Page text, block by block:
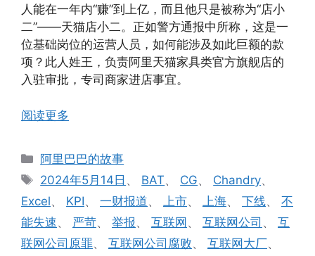
人能在一年内“赚”到上亿，而且他只是被称为“店小
二”——天猫店小二。正如警方通报中所称，这是一
位基础岗位的运营人员，如何能涉及如此巨额的款
项？此人姓王，负责阿里天猫家具类官方旗舰店的
入驻审批，专司商家进店事宜。
阅读更多
分
类
阿里巴巴的故事
标
签
2024年5月14日 、 BAT、 CG、 Chandry、
Excel、 KPI、 一财报道、 上市、 上海、 下线、 不
能失速、 严苛、 举报、 互联网、 互联网公司 、 互
联网公司原罪、 互联网公司腐败、 互联网大厂、